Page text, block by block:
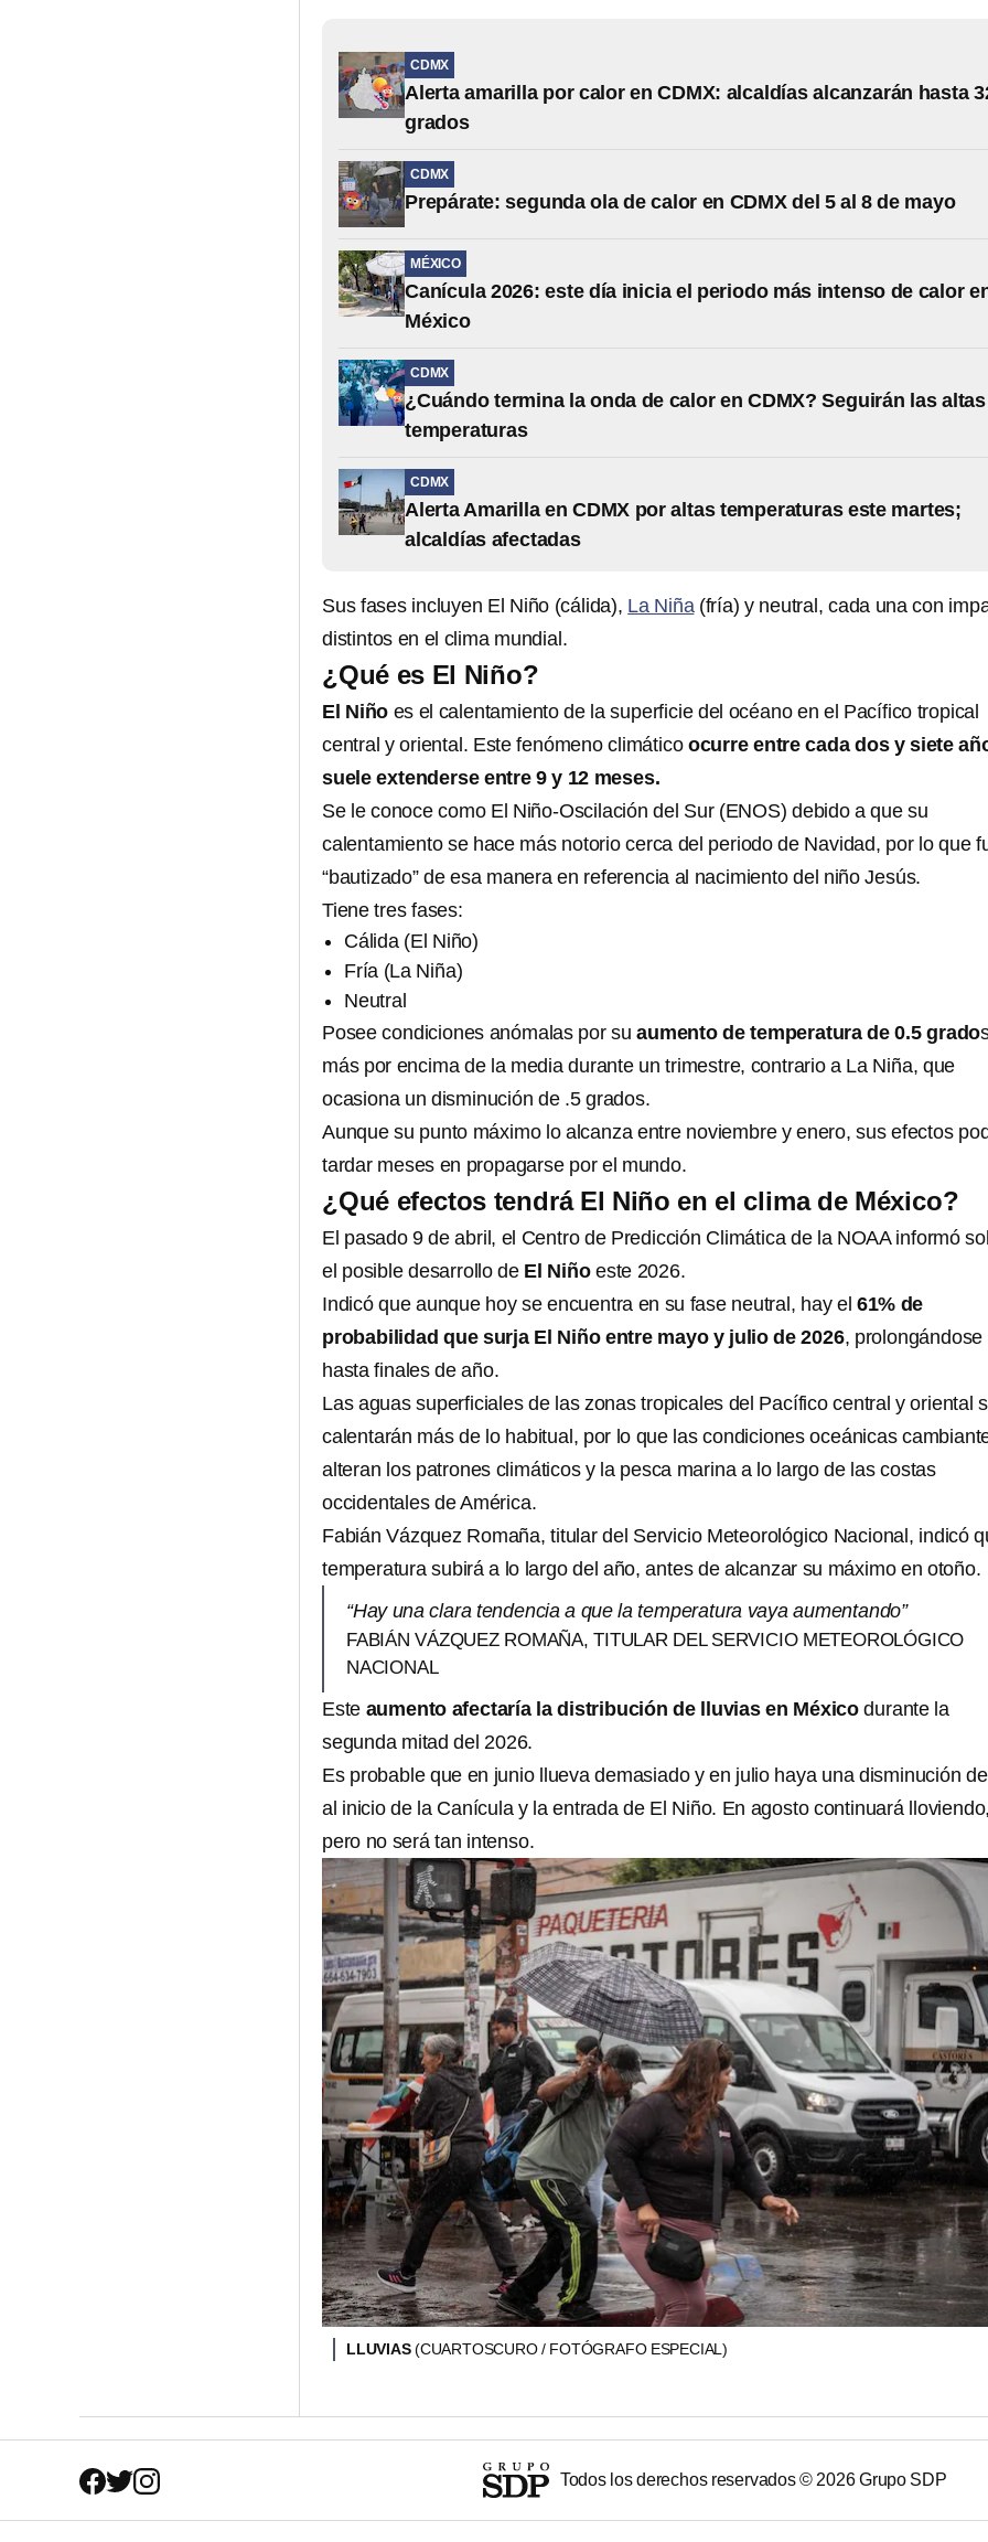
CDMX
Alerta amarilla por calor en CDMX: alcaldías alcanzarán hasta
grados
CDMX
Prepárate: segunda ola de calor en CDMX del 5 al 8 de mayo
MÉXICO
Canícula 2026: este día inicia el periodo más intenso de calor
México
CDMX
¿Cuándo termina la onda de calor en CDMX? Seguirán las altas
temperaturas
CDMX
Alerta Amarilla en CDMX por altas temperaturas este martes;
alcaldías afectadas
Sus fases incluyen El Niño (cálida), La Niña(fría) y neutral, cada una con
distintos en el clima mundial.
¿Qué es El Niño?
El Niño es el calentamiento de la superficie del océano en el Pacífico tropical
central y oriental. Este fenómeno climático ocurre entre cada dos y siete
suele extenderse entre 9 y 12 meses.
Se le conoce como El Niño-Oscilación del Sur (ENOS) debido a que su
calentamiento se hace más notorio cerca del periodo de Navidad, por lo que
“bautizado” de esa manera en referencia al nacimiento del niño Jesús.
Tiene tres fases:
Cálida (El Niño)
Fría (La Niña)
Neutral
Posee condiciones anómalas por suaumento de temperatura de 0.5 grado
más por encima de la media durante un trimestre, contrario a La Niña, que
ocasiona un disminución de .5 grados.
Aunque su punto máximo lo alcanza entre noviembre y enero, sus efectos
tardar meses en propagarse por el mundo.
¿Qué efectos tendrá El Niño en el clima de México?
El pasado 9 de abril, el Centro de Predicción Climática de la NOAA informó
el posible desarrollo de El Niñoeste 2026.
Indicó que aunque hoy se encuentra en su fase neutral, hay el 61% de
probabilidad que surja El Niño entre mayo y julio de 2026, prolongándose
hasta finales de año.
Las aguas superficiales de las zonas tropicales del Pacífico central y oriental
calentarán más de lo habitual, por lo que las condiciones oceánicas
alteran los patrones climáticos y la pesca marina a lo largo de las costas
occidentales de América.
Fabián Vázquez Romaña, titular del Servicio Meteorológico Nacional, indicó
temperatura subirá a lo largo del año, antes de alcanzar su máximo en otoño.
“Hay una clara tendencia a que la temperatura vaya aumentando”
FABIÁN VÁZQUEZ ROMAÑA, TITULAR DEL SERVICIO METEOROLÓGICO
NACIONAL
Este aumento afectaría la distribución de lluvias en México durante la
segunda mitad del 2026.
Es probable que en junio llueva demasiado y en julio haya una disminución
al inicio de la Canícula y la entrada de El Niño. En agosto continuará
pero no será tan intenso.
LLUVIAS(CUARTOSCURO / FOTÓGRAFO ESPECIAL)
Todos los derechos reservados © 2026Grupo SDP